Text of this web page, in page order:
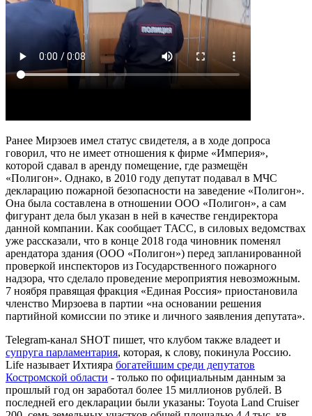
Ранее Мирзоев имел статус свидетеля, а в ходе допроса
говорил, что не имеет отношения к фирме «Империя»,
которой сдавал в аренду помещение, где размещён
«Полигон». Однако, в 2010 году депутат подавал в МЧС
декларацию пожарной безопасности на заведение «Полигон».
Она была составлена в отношении ООО «Полигон», а сам
фигурант дела был указан в ней в качестве гендиректора
данной компании. Как сообщает ТАСС, в силовых ведомствах
уже рассказали, что в конце 2018 года чиновник поменял
арендатора здания (ООО «Полигон») перед запланированной
проверкой инспекторов из Государственного пожарного
надзора, что сделало проведение мероприятия невозможным.
7 ноября правящая фракция «Единая Россия» приостановила
членство Мирзоева в партии «на основании решения
партийной комиссии по этике и личного заявления депутата».
Telegram-канал SHOT пишет, что клубом также владеет и
супруга парламентария, которая, к слову, покинула Россию.
Life называет Ихтияра богатейшим среди депутатов
Костромской области - только по официальным данным за
прошлый год он заработал более 15 миллионов рублей. В
последней его декларации были указаны: Toyota Land Cruiser